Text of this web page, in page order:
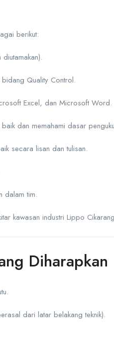
berikut:
Quality Control.
Excel, dan Microsoft Word.
dan memahami dasar
secara lisan dan tulisan.
dalam tim.
kawasan industri Lippo
Diharapkan
dari latar belakang teknik).